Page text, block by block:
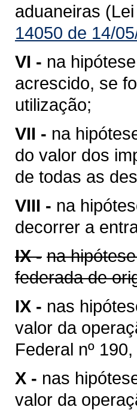
aduaneiras
14050 de 14/
VI - na
acrescido, se
utilização;
VII - na
do valor dos
de todas as
VIII - na
decorrer a
IX - na
federada de
IX - nas
valor da
Federal nº
X - nas
valor da